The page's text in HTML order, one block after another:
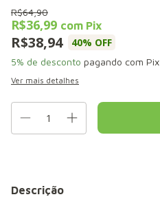
R$64,90
R$38,94 40% OFF
R$36,99 com Pix
5% de desconto pagando com Pix
Ver mais detalhes
Descrição